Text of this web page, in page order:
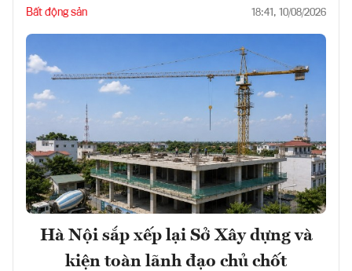
Bất động sản 18:41, 10/08/2026
Hà Nội sắp xếp lại Sở Xây dựng và
kiện toàn lãnh đạo chủ chốt